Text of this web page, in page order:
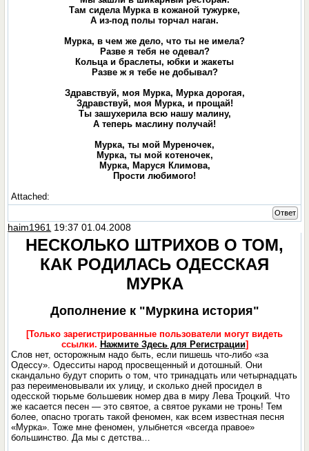
Там сидела Мурка в кожаной тужурке,
А из-под полы торчал наган.
Мурка, в чем же дело, что ты не имела?
Разве я тебя не одевал?
Кольца и браслеты, юбки и жакеты
Разве ж я тебе не добывал?
Здравствуй, моя Мурка, Мурка дорогая,
Здравствуй, моя Мурка, и прощай!
Ты зашухерила всю нашу малину,
А теперь маслину получай!
Мурка, ты мой Муреночек,
Мурка, ты мой котеночек,
Мурка, Маруся Климова,
Прости любимого!
Attached:
Ответ
haim1961 19:37 01.04.2008
НЕСКОЛЬКО ШТРИХОВ О ТОМ,
КАК РОДИЛАСЬ ОДЕССКАЯ
МУРКА
Дополнение к "Муркина история"
[Только зарегистрированные пользователи могут видеть
ссылки. Нажмите Здесь для Регистрации]
Слов нет, осторожным надо быть, если пишешь что-либо «за
Одессу». Одесситы народ просвещенный и дотошный. Они
скандально будут спорить о том, что тринадцать или четырнадцать
раз переименовывали их улицу, и сколько дней просидел в
одесской тюрьме большевик номер два в миру Лева Троцкий. Что
же касается песен — это святое, а святое руками не тронь! Тем
более, опасно трогать такой феномен, как всем известная песня
«Мурка». Тоже мне феномен, улыбнется «всегда правое»
большинство. Да мы с детства…